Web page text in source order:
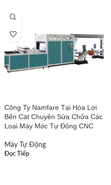
Công Ty Namfare Tại Hòa Lợi
Bến Cát Chuyên Sửa Chữa Các
Loại Máy Móc Tự Động CNC
Máy Tự Động
Đọc Tiếp